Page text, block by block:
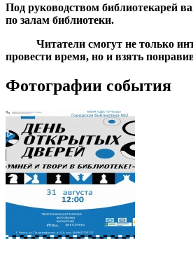
Под руководством библиотекарей
по залам библиотеки.
Читатели смогут не только
провести время, но и взять
Фотографии события